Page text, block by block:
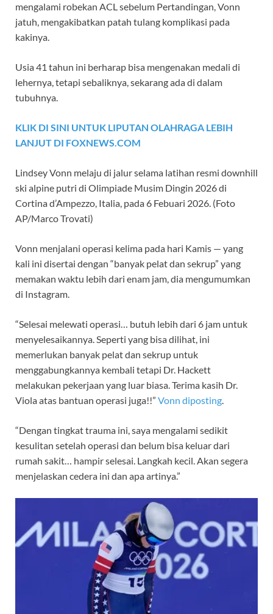
mengalami robekan ACL sebelum Pertandingan, Vonn
jatuh, mengakibatkan patah tulang komplikasi pada
kakinya.
Usia 41 tahun ini berharap bisa mengenakan medali di
lehernya, tetapi sebaliknya, sekarang ada di dalam
tubuhnya.
KLIK DI SINI UNTUK LIPUTAN OLAHRAGA LEBIH
LANJUT DI FOXNEWS.COM
Lindsey Vonn melaju di jalur selama latihan resmi downhill
ski alpine putri di Olimpiade Musim Dingin 2026 di
Cortina d’Ampezzo, Italia, pada 6 Febuari 2026. (Foto
AP/Marco Trovati)
Vonn menjalani operasi kelima pada hari Kamis — yang
kali ini disertai dengan “banyak pelat dan sekrup” yang
memakan waktu lebih dari enam jam, dia mengumumkan
di Instagram.
“Selesai melewati operasi… butuh lebih dari 6 jam untuk
menyelesaikannya. Seperti yang bisa dilihat, ini
memerlukan banyak pelat dan sekrup untuk
menggabungkannya kembali tetapi Dr. Hackett
melakukan pekerjaan yang luar biasa. Terima kasih Dr.
Viola atas bantuan operasi juga!!” Vonn diposting.
“Dengan tingkat trauma ini, saya mengalami sedikit
kesulitan setelah operasi dan belum bisa keluar dari
rumah sakit… hampir selesai. Langkah kecil. Akan segera
menjelaskan cedera ini dan apa artinya.”